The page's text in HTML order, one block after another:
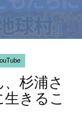
杉浦さ
きるこ